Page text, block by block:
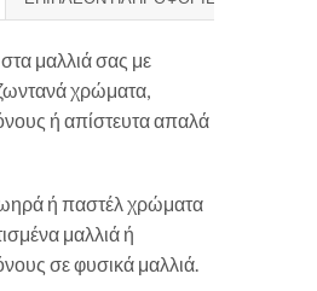
μαλλιά σας με
χρώματα,
ή απίστευτα απαλά
ή παστέλ χρώματα
μαλλιά ή
σε φυσικά μαλλιά.